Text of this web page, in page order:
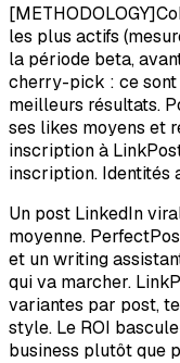
[METHODOLOGY]
les plus actifs
la période beta,
cherry-pick : ce
meilleurs résultats.
ses likes moyens et
inscription à
inscription. Identités
Un post LinkedIn
moyenne.
et un writing
qui va marcher.
variantes par post,
style. Le ROI
business plutôt que